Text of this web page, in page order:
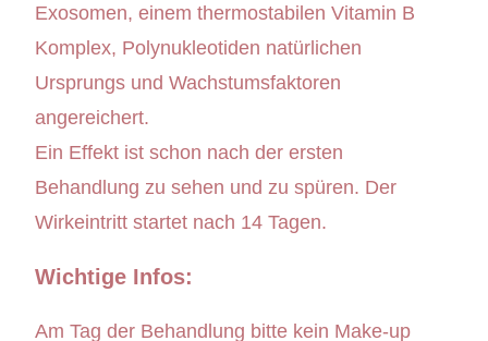
Exosomen, einem thermostabilen Vitamin B
Komplex, Polynukleotiden natürlichen
Ursprungs und Wachstumsfaktoren
angereichert.
Ein Effekt ist schon nach der ersten
Behandlung zu sehen und zu spüren. Der
Wirkeintritt startet nach 14 Tagen.
Wichtige Infos:
Am Tag der Behandlung bitte kein Make-up